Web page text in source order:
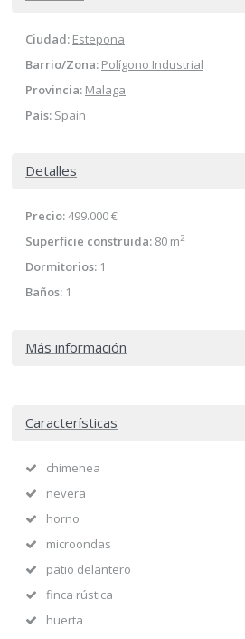
Ciudad: Estepona
Barrio/Zona: Polígono Industrial
Provincia: Malaga
País: Spain
Detalles
Precio:499.000 €
Superficie construida: 80 m2
Dormitorios: 1
Baños: 1
Más información
Características
chimenea
nevera
horno
microondas
patio delantero
finca rústica
huerta